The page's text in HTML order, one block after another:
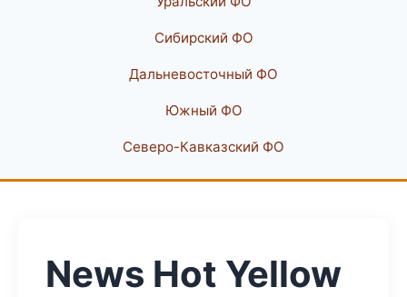
Сибирский ФО
Дальневосточный ФО
Южный ФО
Северо-Кавказский ФО
News Hot Yellow